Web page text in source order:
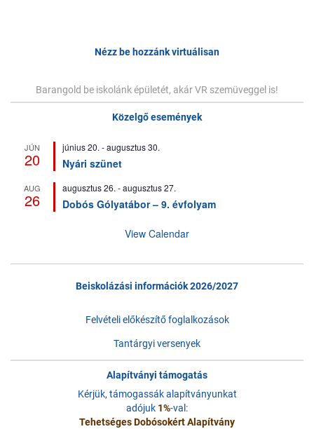
Nézz be hozzánk virtuálisan
Barangold be iskolánk épületét, akár VR szemüveggel is!
Közelgő események
JÚN
20
június 20. -augusztus 30.
Nyári szünet
AUG
26
augusztus 26. -augusztus 27.
Dobós Gólyatábor – 9. évfolyam
View Calendar
Beiskolázási információk 2026/2027
Felvételi előkészítő foglalkozások
Tantárgyi versenyek
Alapítványi támogatás
Kérjük, támogassák alapítványunkat
adójuk 1%-val:
Tehetséges Dobósokért Alapítvány